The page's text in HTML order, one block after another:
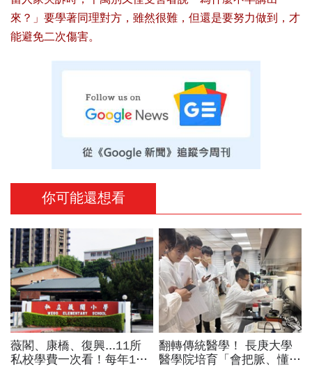
來？」要學著同理對方，雖然很難，但還是要努力做到，才
能避免二次傷害。
你可能還想看
薇閣、康橋、復興...11所
私校學費一次看！每年100
翻轉傳統醫學！ 長庚大學
醫學院培育「會把脈、懂